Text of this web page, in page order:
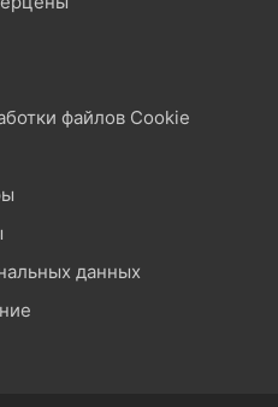
файлов Cookie
данных